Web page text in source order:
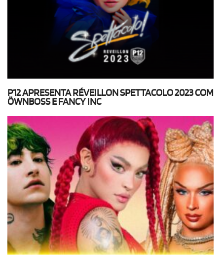
P12 APRESENTA RÉVEILLON SPETTACOLO 2023 COM
ÖWNBOSS E FANCY INC